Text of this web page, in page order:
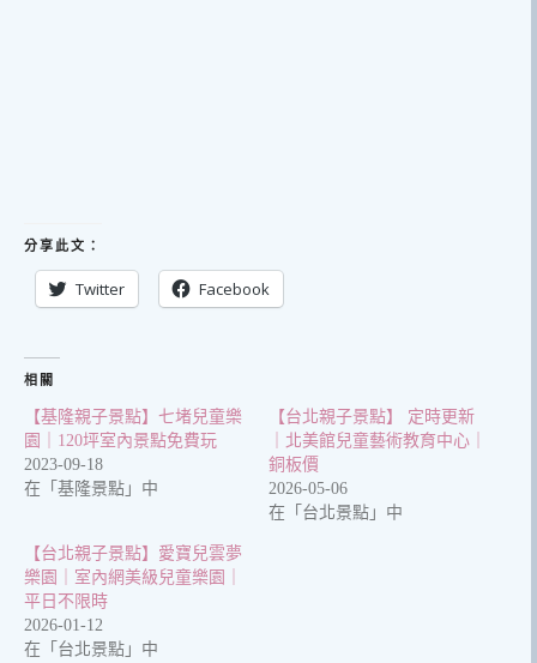
分享此文：
Twitter Facebook
相關
【基隆親子景點】七堵兒童樂
園｜120坪室內景點免費玩
2023-09-18
在「基隆景點」中
【台北親子景點】 定時更新
｜北美館兒童藝術教育中心｜
銅板價
2026-05-06
在「台北景點」中
【台北親子景點】愛寶兒雲夢
樂園｜室內網美級兒童樂園｜
平日不限時
2026-01-12
在「台北景點」中